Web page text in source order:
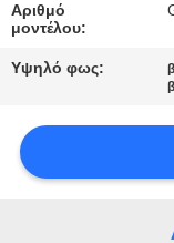
ΈΛΕΓΧΟΣ
ΕΙΔΉΣΕΙΣ
Αριθμό
μοντέλου:
Υψηλό φως: